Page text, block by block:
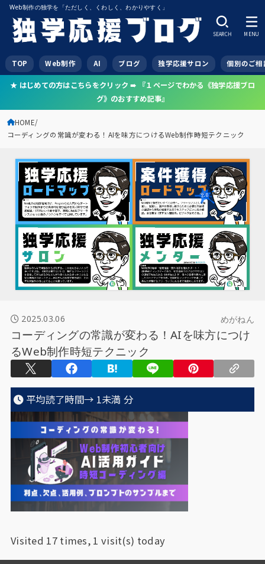
Web制作の独学を「ただしく、くわしく、わかりやすく」
TOP Web制作 AI ブログ 独学応援サロン 個別のご相
SEARCH MENU
★ はじめての方はこちらをクリック ➠ 『１ページでわかる《独学応援ブロ
グ》のおすすめ記事』
HOME
コーディングの常識が変わる！AIを味方につけるWeb制作時短テクニック
2025.03.06 めがねん
コーディングの常識が変わる！AIを味方につけ
るWeb制作時短テクニック
平均読了時間→ 1未満 分
Visited 17 times, 1 visit(s) today